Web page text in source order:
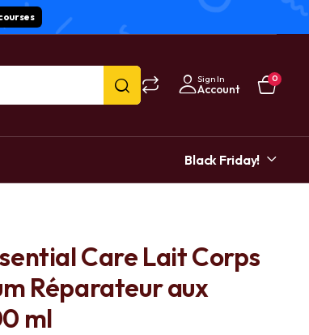
Sign In
Account
0
Black Friday!
Care Lait Corps
Réparateur aux
ml